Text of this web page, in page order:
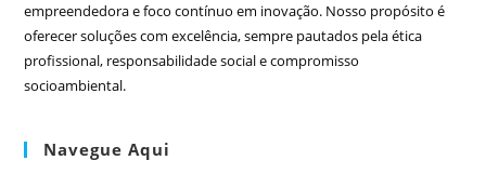
empreendedora e foco contínuo em inovação. Nosso propósito é
oferecer soluções com excelência, sempre pautados pela ética
profissional, responsabilidade social e compromisso
socioambiental.
Navegue Aqui